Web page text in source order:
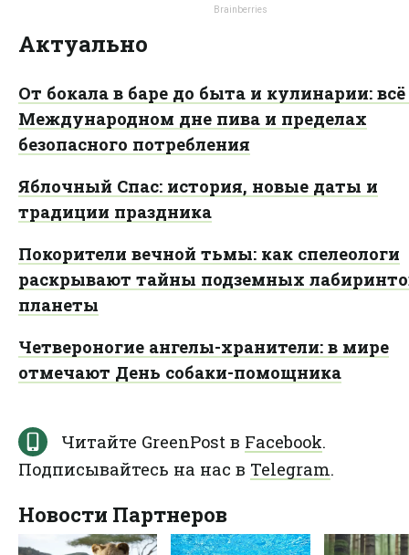
Актуально
От бокала в баре до быта и кулинарии: всё
Международном дне пива и пределах
безопасного потребления
Яблочный Спас: история, новые даты и
традиции праздника
Покорители вечной тьмы: как спелеологи
раскрывают тайны подземных
планеты
Четвероногие ангелы-хранители: в мире
отмечают День собаки-помощника
Читайте GreenPost в Facebook.
Подписывайтесь на нас в Telegram.